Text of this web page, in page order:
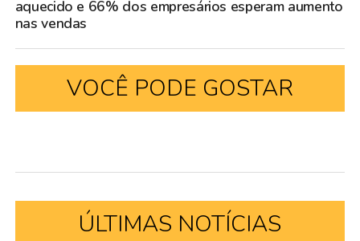
aquecido e 66% dos empresários esperam aumento
nas vendas
VOCÊ PODE GOSTAR
ÚLTIMAS NOTÍCIAS